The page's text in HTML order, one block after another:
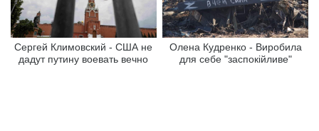
Сергей Климовский - США не
дадут путину воевать вечно
Олена Кудренко - Виробила
для себе "заспокійливе"